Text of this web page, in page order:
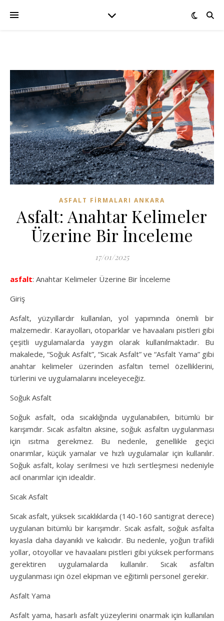
ASFALT FIRMALARI ANKARA
Asfalt: Anahtar Kelimeler
Üzerine Bir İnceleme
17/01/2025
asfalt: Anahtar Kelimeler Üzerine Bir İnceleme
Giriş
Asfalt, yüzyıllardır kullanılan, yol yapımında önemli bir
malzemedir. Karayolları, otoparklar ve havaalanı pistleri gibi
çeşitli uygulamalarda yaygın olarak kullanılmaktadır. Bu
makalede, “Soğuk Asfalt”, “Sıcak Asfalt” ve “Asfalt Yama” gibi
anahtar kelimeler üzerinden asfaltın temel özelliklerini,
türlerini ve uygulamalarını inceleyeceğiz.
Soğuk Asfalt
Soğuk asfalt, oda sıcaklığında uygulanabilen, bitümlü bir
karışımdır. Sıcak asfaltın aksine, soğuk asfaltın uygulanması
için ısıtma gerekmez. Bu nedenle, genellikle geçici
onarımlar, küçük yamalar ve hızlı uygulamalar için kullanılır.
Soğuk asfalt, kolay serilmesi ve hızlı sertleşmesi nedeniyle
acil onarımlar için idealdir.
Sıcak Asfalt
Sıcak asfalt, yüksek sıcaklıklarda (140-160 santigrat derece)
uygulanan bitümlü bir karışımdır. Sıcak asfalt, soğuk asfalta
kıyasla daha dayanıklı ve kalıcıdır. Bu nedenle, yoğun trafikli
yollar, otoyollar ve havaalanı pistleri gibi yüksek performans
gerektiren uygulamalarda kullanılır. Sıcak asfaltın
uygulanması için özel ekipman ve eğitimli personel gerekir.
Asfalt Yama
Asfalt yama, hasarlı asfalt yüzeylerini onarmak için kullanılan